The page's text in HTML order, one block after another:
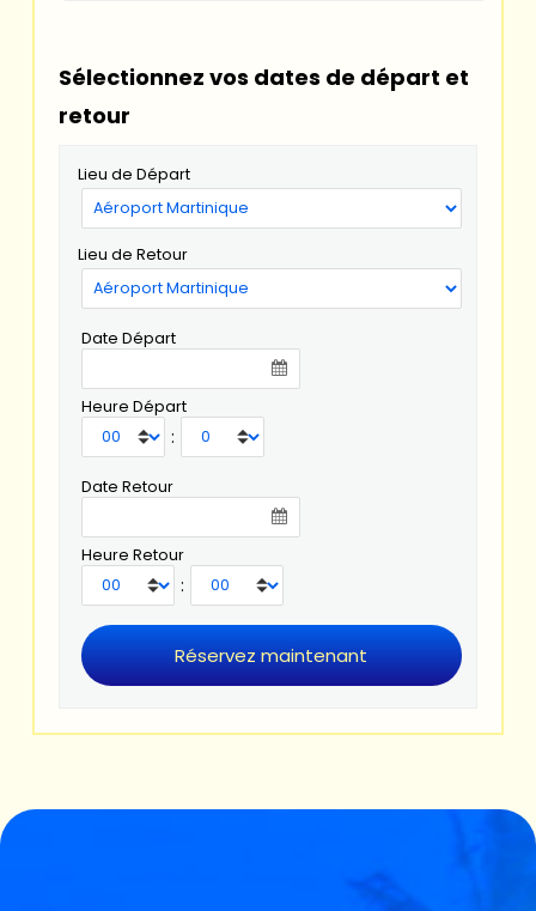
Sélectionnez vos dates de départ et
retour
Lieu de Départ
Lieu de Retour
Date Départ
Heure Départ
:
Date Retour
Heure Retour
: